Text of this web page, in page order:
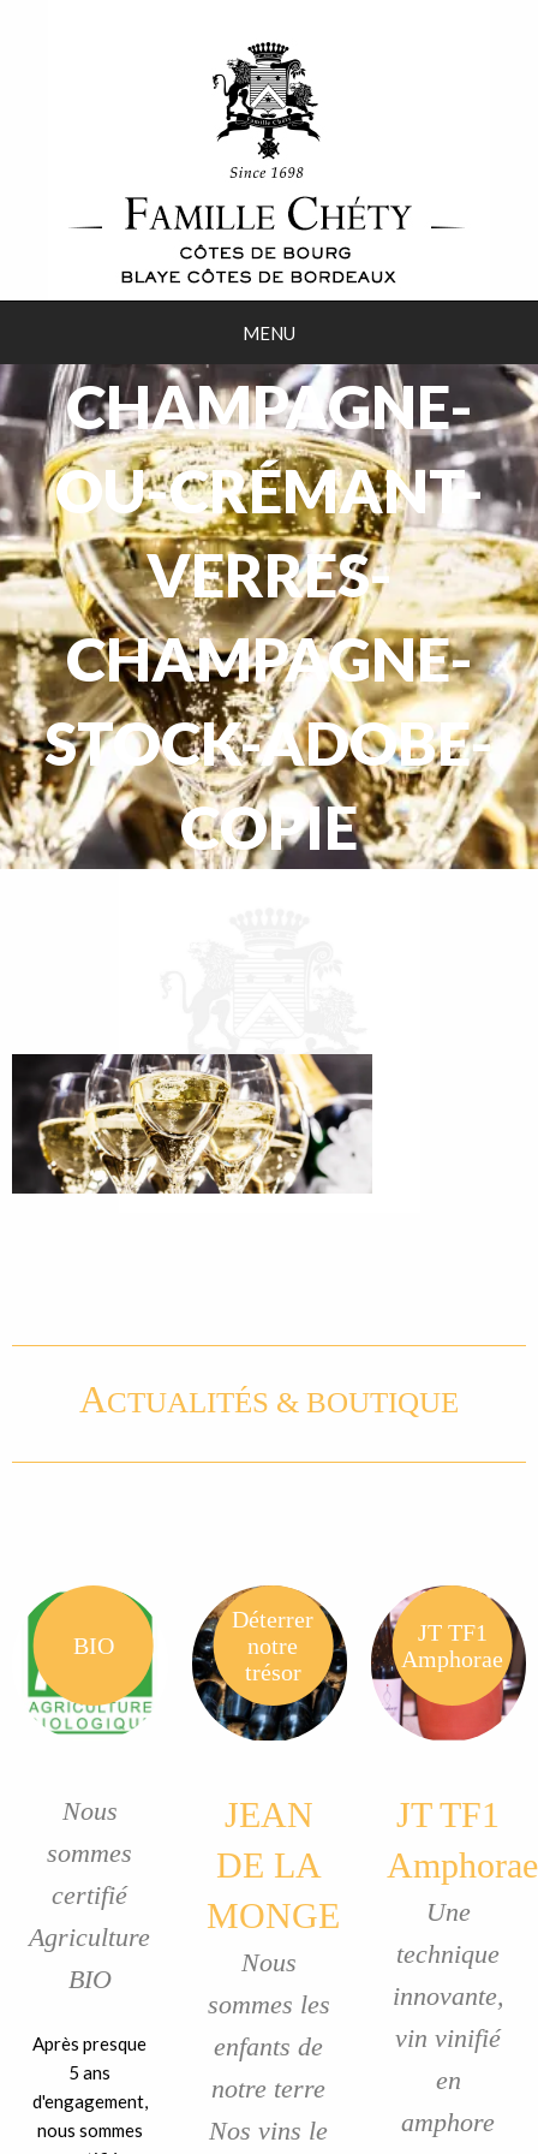
MENU
CHAMPAGNE-
OU-CRÉMANT-
VERRES-
CHAMPAGNE-
STOCK-ADOBE-
COPIE
ACTUALITÉS & BOUTIQUE
BIO
Nous
sommes
certifié
Agriculture
BIO
Après presque
5 ans
d'engagement,
nous sommes
Déterrer
notre
trésor
JEAN
DE LA
MONGE
Nous
sommes les
enfants de
notre terre
Nos vins le
JT TF1
Amphorae
JT TF1
Amphorae
Une
technique
innovante,
vin vinifié
en
amphore